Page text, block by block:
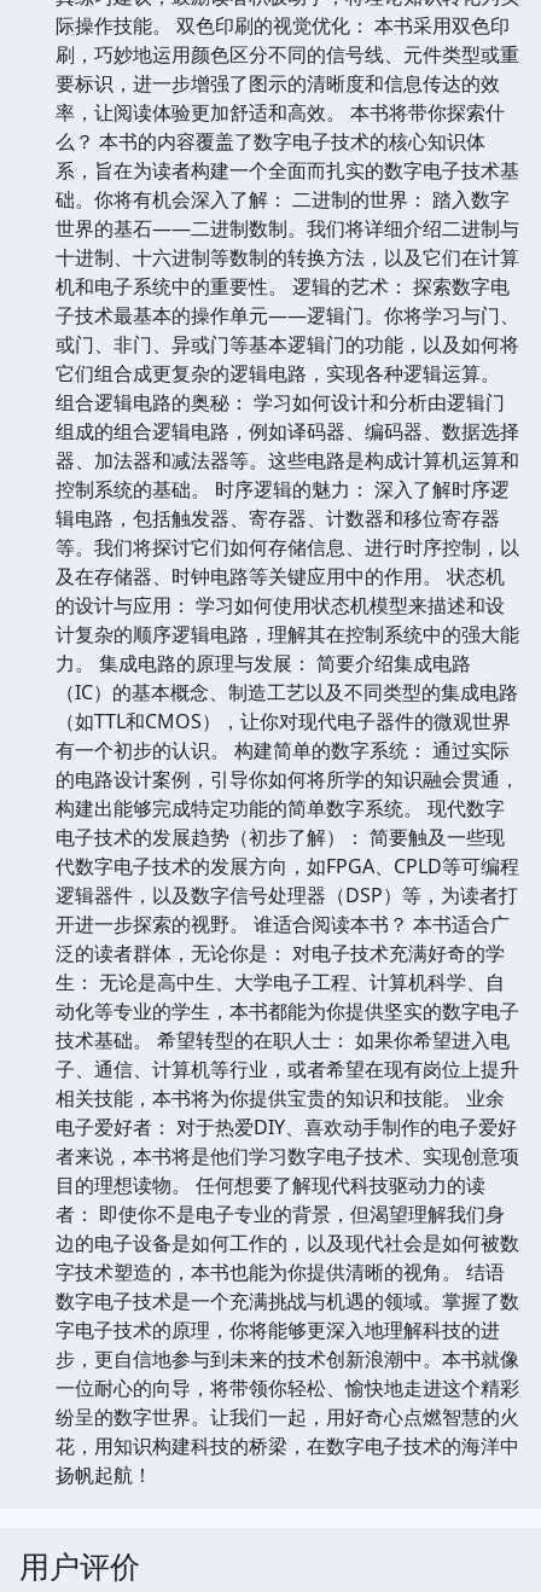
际操作技能。 双色印刷的视觉优化： 本书采用双色印
刷，巧妙地运用颜色区分不同的信号线、元件类型或重
要标识，进一步增强了图示的清晰度和信息传达的效
率，让阅读体验更加舒适和高效。 本书将带你探索什
么？ 本书的内容覆盖了数字电子技术的核心知识体
系，旨在为读者构建一个全面而扎实的数字电子技术基
础。你将有机会深入了解： 二进制的世界： 踏入数字
世界的基石——二进制数制。我们将详细介绍二进制与
十进制、十六进制等数制的转换方法，以及它们在计算
机和电子系统中的重要性。 逻辑的艺术： 探索数字电
子技术最基本的操作单元——逻辑门。你将学习与门、
或门、非门、异或门等基本逻辑门的功能，以及如何将
它们组合成更复杂的逻辑电路，实现各种逻辑运算。
组合逻辑电路的奥秘： 学习如何设计和分析由逻辑门
组成的组合逻辑电路，例如译码器、编码器、数据选择
器、加法器和减法器等。这些电路是构成计算机运算和
控制系统的基础。 时序逻辑的魅力： 深入了解时序逻
辑电路，包括触发器、寄存器、计数器和移位寄存器
等。我们将探讨它们如何存储信息、进行时序控制，以
及在存储器、时钟电路等关键应用中的作用。 状态机
的设计与应用： 学习如何使用状态机模型来描述和设
计复杂的顺序逻辑电路，理解其在控制系统中的强大能
力。 集成电路的原理与发展： 简要介绍集成电路
（IC）的基本概念、制造工艺以及不同类型的集成电路
（如TTL和CMOS），让你对现代电子器件的微观世界
有一个初步的认识。 构建简单的数字系统： 通过实际
的电路设计案例，引导你如何将所学的知识融会贯通，
构建出能够完成特定功能的简单数字系统。 现代数字
电子技术的发展趋势（初步了解）： 简要触及一些现
代数字电子技术的发展方向，如FPGA、CPLD等可编程
逻辑器件，以及数字信号处理器（DSP）等，为读者打
开进一步探索的视野。 谁适合阅读本书？ 本书适合广
泛的读者群体，无论你是： 对电子技术充满好奇的学
生： 无论是高中生、大学电子工程、计算机科学、自
动化等专业的学生，本书都能为你提供坚实的数字电子
技术基础。 希望转型的在职人士： 如果你希望进入电
子、通信、计算机等行业，或者希望在现有岗位上提升
相关技能，本书将为你提供宝贵的知识和技能。 业余
电子爱好者： 对于热爱DIY、喜欢动手制作的电子爱好
者来说，本书将是他们学习数字电子技术、实现创意项
目的理想读物。 任何想要了解现代科技驱动力的读
者： 即使你不是电子专业的背景，但渴望理解我们身
边的电子设备是如何工作的，以及现代社会是如何被数
字技术塑造的，本书也能为你提供清晰的视角。 结语
数字电子技术是一个充满挑战与机遇的领域。掌握了数
字电子技术的原理，你将能够更深入地理解科技的进
步，更自信地参与到未来的技术创新浪潮中。本书就像
一位耐心的向导，将带领你轻松、愉快地走进这个精彩
纷呈的数字世界。让我们一起，用好奇心点燃智慧的火
花，用知识构建科技的桥梁，在数字电子技术的海洋中
扬帆起航！
用户评价